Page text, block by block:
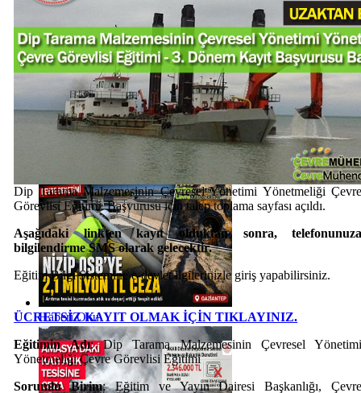
Haberi Oku
Haberi Oku
Dip Tarama Malzemesinin Çevresel Yönetimi Yönetmeliği
Görevlisi Eğitimi Başvurusu için talep toplama sayfası açıldı.
Aşağıdaki linkten kayıt olduktan sonra,
bilgilendirme SMS olarak gelecektir.
Eğitim Bilgi Sistemine e-devlet ilgilerinizle giriş yapabilirsiniz.
ÜCRETSİZ KAYIT OLMAK İÇİN TIKLAYINIZ.
Eğitimin Adı: Dip Tarama Malzemesinin Çevresel
Yönetmeliği Çevre Görevlisi Eğitimi
Sorumlu Birim: Eğitim ve Yayın Dairesi Başkanlığı,